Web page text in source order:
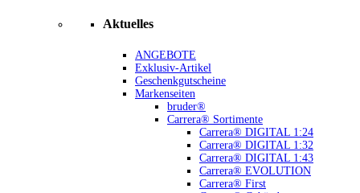
Aktuelles
ANGEBOTE
Exklusiv-Artikel
Geschenkgutscheine
Markenseiten
bruder®
Carrera® Sortimente
Carrera® DIGITAL 1:24
Carrera® DIGITAL 1:32
Carrera® DIGITAL 1:43
Carrera® EVOLUTION
Carrera® First